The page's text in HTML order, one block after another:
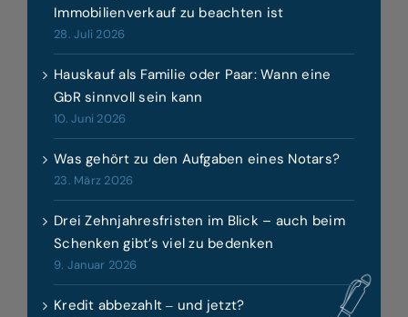
Immobilienverkauf zu beachten ist
28. Juli 2026
Hauskauf als Familie oder Paar: Wann eine
GbR sinnvoll sein kann
10. Juni 2026
Was gehört zu den Aufgaben eines Notars?
23. März 2026
Drei Zehnjahresfristen im Blick – auch beim
Schenken gibt’s viel zu bedenken
9. Januar 2026
Kredit abbezahlt ‒ und jetzt?